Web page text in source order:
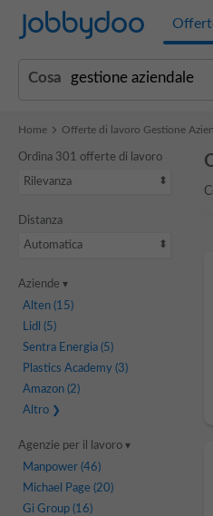
Jobbydoo
Cosa
Home Offerte di lavoro Gestione
Ordina 301 offerte di lavoro
Rilevanza
Distanza
Automatica
Aziende
Alten(15)
Lidl (5)
Sentra Energia(5)
Plastics Academy(3)
Amazon(2)
Altro
Agenzie per il lavoro
Manpower(46)
Michael Page(20)
Gi Group(16)